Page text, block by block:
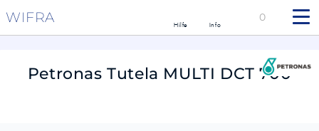
WIFRA Hilfe Info
0
Petronas Tutela MULTI DCT 700